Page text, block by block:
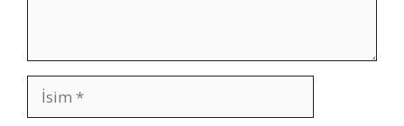
İsim